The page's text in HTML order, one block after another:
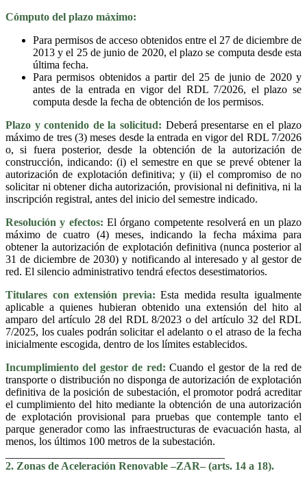
Cómputo del plazo máximo:
Para permisos de acceso obtenidos entre el 27 de diciembre de
2013 y el 25 de junio de 2020, el plazo se computa desde esta
última fecha.
Para permisos obtenidos a partir del 25 de junio de 2020 y
antes de la entrada en vigor del RDL 7/2026, el plazo se
computa desde la fecha de obtención de los permisos.
Plazo y contenido de la solicitud: Deberá presentarse en el plazo
máximo de tres (3) meses desde la entrada en vigor del RDL 7/2026
o, si fuera posterior, desde la obtención de la autorización de
construcción, indicando: (i) el semestre en que se prevé obtener la
autorización de explotación definitiva; y (ii) el compromiso de no
solicitar ni obtener dicha autorización, provisional ni definitiva, ni la
inscripción registral, antes del inicio del semestre indicado.
Resolución y efectos: El órgano competente resolverá en un plazo
máximo de cuatro (4) meses, indicando la fecha máxima para
obtener la autorización de explotación definitiva (nunca posterior al
31 de diciembre de 2030) y notificando al interesado y al gestor de
red. El silencio administrativo tendrá efectos desestimatorios.
Titulares con extensión previa: Esta medida resulta igualmente
aplicable a quienes hubieran obtenido una extensión del hito al
amparo del artículo 28 del RDL 8/2023 o del artículo 32 del RDL
7/2025, los cuales podrán solicitar el adelanto o el atraso de la fecha
inicialmente escogida, dentro de los límites establecidos.
Incumplimiento del gestor de red: Cuando el gestor de la red de
transporte o distribución no disponga de autorización de explotación
definitiva de la posición de subestación, el promotor podrá acreditar
el cumplimiento del hito mediante la obtención de una autorización
de explotación provisional para pruebas que contemple tanto el
parque generador como las infraestructuras de evacuación hasta, al
menos, los últimos 100 metros de la subestación.
2. Zonas de Aceleración Renovable –ZAR– (arts. 14 a 18).